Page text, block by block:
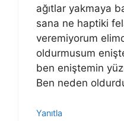
ağıtlar yakmaya
sana ne haptiki
veremiyorum
oldurmusum
ben eniştemin
Ben neden
Yanıtla